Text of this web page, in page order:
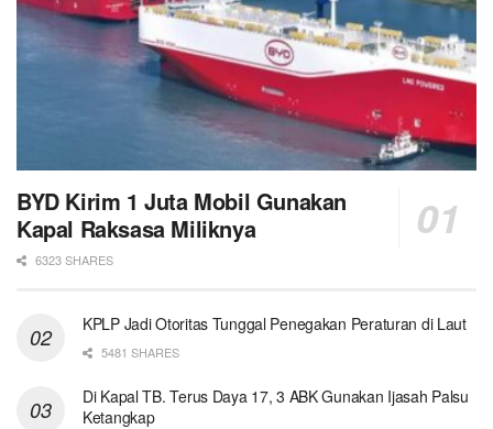
BYD Kirim 1 Juta Mobil Gunakan
Kapal Raksasa Miliknya
6323 SHARES
KPLP Jadi Otoritas Tunggal Penegakan Peraturan di Laut
5481 SHARES
Di Kapal TB. Terus Daya 17, 3 ABK Gunakan Ijasah Palsu
Ketangkap